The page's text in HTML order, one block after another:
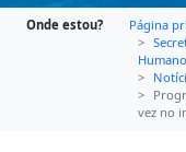
Onde estou?
Página
vez no